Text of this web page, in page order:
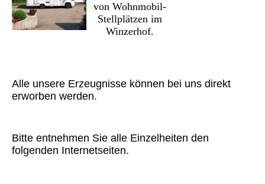
von Wohnmobil-
Stellplätzen im
Winzerhof.
Alle unsere Erzeugnisse können bei uns direkt
erworben werden.
Bitte entnehmen Sie alle Einzelheiten den
folgenden Internetseiten.